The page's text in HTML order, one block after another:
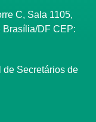
C, Sala 1105,
Brasília/DF CEP:
Secretários de